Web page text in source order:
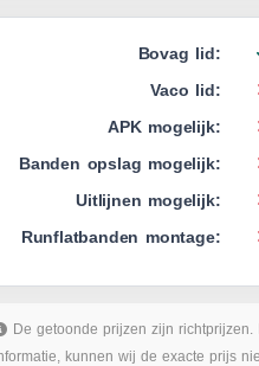
Bovag lid:
Vaco lid:
APK mogelijk:
Banden opslag mogelijk:
Uitlijnen mogelijk:
Runflatbanden montage:
De getoonde prijzen zijn
kunnen wij de exacte prijs